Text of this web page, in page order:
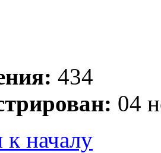
434
04
к началу